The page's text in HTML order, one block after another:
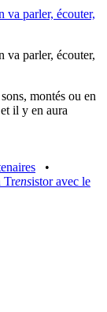
va parler, écouter,
va parler, écouter,
montés ou en
il y en aura
•
Trensistor avec le